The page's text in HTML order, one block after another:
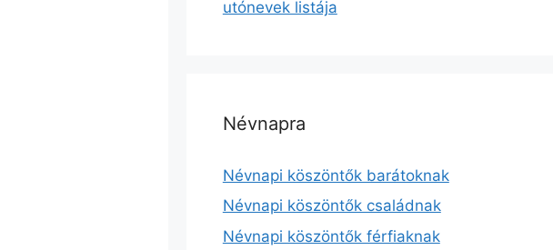
utónevek listája
Névnapra
Névnapi köszöntők barátoknak
Névnapi köszöntők családnak
Névnapi köszöntők férfiaknak